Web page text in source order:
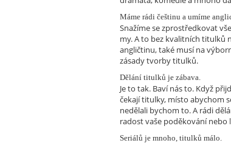
Máme rádi češtinu a umíme
Snažíme se zprostředkovat
my. A to bez kvalitních titulků
angličtinu, také musí na
zásady tvorby titulků.
Dělání titulků je zábava.
Je to tak. Baví nás to. Když
čekají titulky, místo abychom
nedělali bychom to. A rádi
radost vaše poděkování nebo
Seriálů je mnoho, titulků málo.